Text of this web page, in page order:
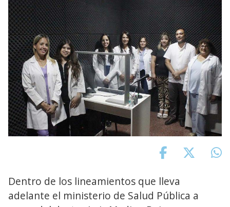
Dentro de los lineamientos que lleva
adelante el ministerio de Salud Pública a